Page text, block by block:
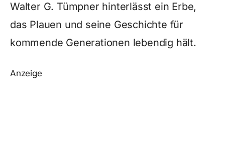
Walter G. Tümpner hinterlässt ein Erbe,
das Plauen und seine Geschichte für
kommende Generationen lebendig hält.
Anzeige